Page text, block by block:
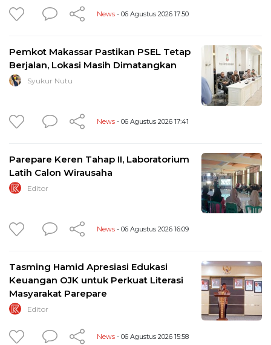
News - 06 Agustus 2026 17:50
Pemkot Makassar Pastikan PSEL Tetap
Berjalan, Lokasi Masih Dimatangkan
Syukur Nutu
News - 06 Agustus 2026 17:41
Parepare Keren Tahap II, Laboratorium
Latih Calon Wirausaha
Editor
News - 06 Agustus 2026 16:09
Tasming Hamid Apresiasi Edukasi
Keuangan OJK untuk Perkuat Literasi
Masyarakat Parepare
Editor
News - 06 Agustus 2026 15:58